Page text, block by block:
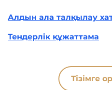
Нашар
арналған
Алдын ала талқылау
Тендерлік құжаттама
Тізімге